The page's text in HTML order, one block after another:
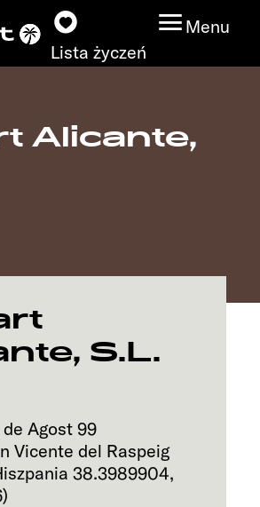
Lista życzeń
Menu
Alicante,
S.L.
Agost 99
Vicente del Raspeig
38.3989904,
)